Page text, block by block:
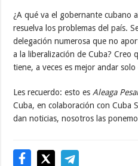
¿A qué va el gobernante cubano
resuelva los problemas del país.
delegación numerosa que no
a la liberalización de Cuba? Creo
tiene, a veces es mejor andar
Les recuerdo: esto esAleaga
Cuba, en colaboración con Cuba
dan noticias, nosotros las